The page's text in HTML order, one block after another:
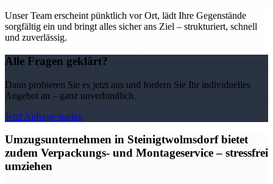
Unser Team erscheint pünktlich vor Ort, lädt Ihre Gegenstände
sorgfältig ein und bringt alles sicher ans Ziel – strukturiert, schnell
und zuverlässig.
Alle Fragen geklärt?
Dann probieren Sie es jetzt aus und fordern Sie Ihr individuelles
Angebot an – ganz unverbindlich.
Jetzt Anfrage starten
Umzugsunternehmen in Steinigtwolmsdorf bietet
zudem Verpackungs- und Montageservice – stressfrei
umziehen